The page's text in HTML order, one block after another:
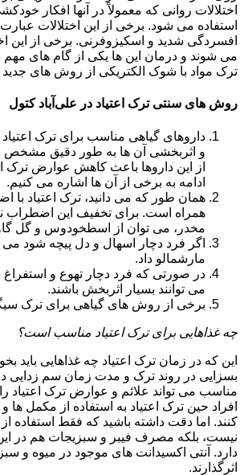
اختلالات روانی که معمولاً در آنها افکار
استفاده می شود. برخی از این اختلالات
افسردگی شدید و اسکیزوفرنی. برخی از این
می شوند و درمان این ها یکی از گام های مهم
ترک مواد با شوک الکتریکی از روش های
روش های سنتی ترک اعتیاد در علی‌آباد کتول
داروهای گیاهی مناسب برای ترک اعتیاد
و اثربخشی آن ها به طور دقیق مشخص
از این داروها باعث کاهش عوارض ترک
ادامه به برخی از آن ها اشاره می کنیم.
همان طور که می دانید، ترک اعتیاد
همراه است. برای تخفیف این اضطراب
مخدر، می توان از اسطخودوس و گل
اگر فرد دچار اسهال و دل پیچه شود می
مارشمالو داد.
در صورتی که فرد دچار تهوع و استفراغ
می توانند بسیار اثربخش باشند.
برخی از روش های گیاهی برای ترک
چه غذاهایی برای ترک اعتیاد مناسب است؟
این که در زمان ترک اعتیاد چه غذاهایی باید
بسزایی در روند ترک و مدت زمان سم زدایی
مناسب می تواند علائم و عوارض ترک اعتیاد
افراد حین ترک اعتیاد به استفاده از مکمل ها
کنند. اما دقت داشته باشید که فقط استفاده از
نیست، بلکه مصرف فیبر و سبزیجات هم در
دارد. آنتی اکسیدانت های موجود در میوه و
اثرگذارند.